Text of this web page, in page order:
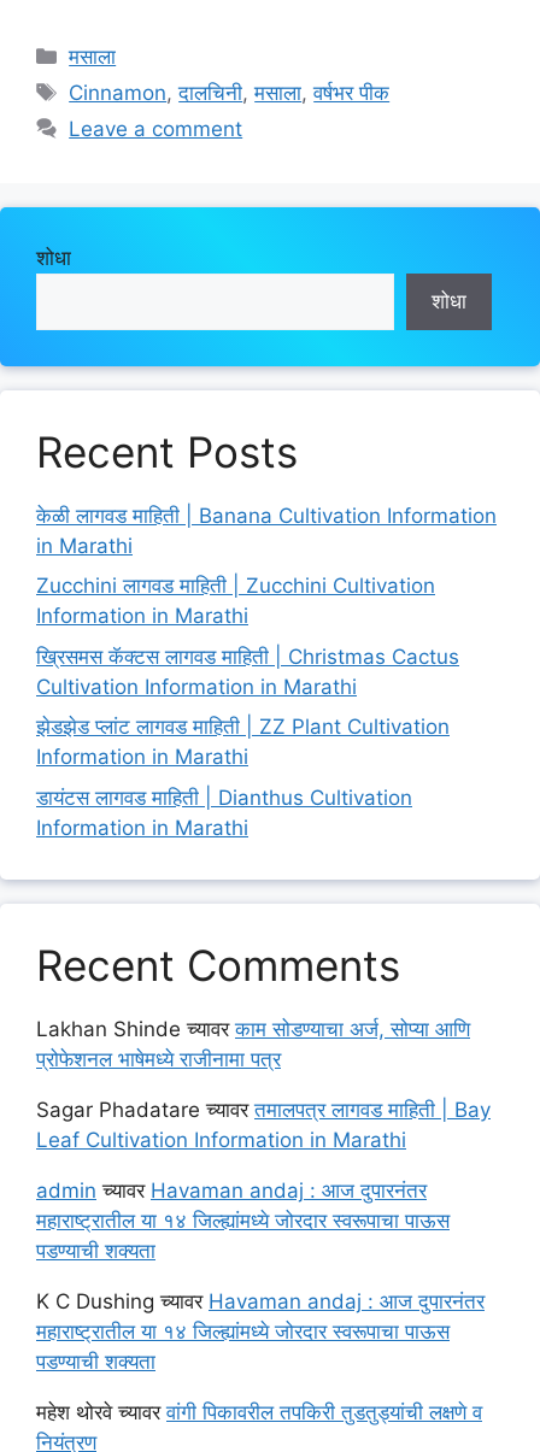
Categories
मसाला
Tags
Cinnamon,दालचिनी,मसाला,वर्षभर पीक
Leave a comment
शोधा
शोधा
Recent Posts
केळी लागवड माहिती | Banana Cultivation Information
in Marathi
Zucchini लागवड माहिती | Zucchini Cultivation
Information in Marathi
ख्रिसमस कॅक्टस लागवड माहिती | Christmas Cactus
Cultivation Information in Marathi
झेडझेड प्लांट लागवड माहिती | ZZ Plant Cultivation
Information in Marathi
डायंटस लागवड माहिती | Dianthus Cultivation
Information in Marathi
Recent Comments
Lakhan Shinde च्यावरकाम सोडण्याचा अर्ज, सोप्या आणि
प्रोफेशनल भाषेमध्ये राजीनामा पत्र
Sagar Phadatare च्यावरतमालपत्र लागवड माहिती | Bay
Leaf Cultivation Information in Marathi
admin च्यावर Havaman andaj : आज दुपारनंतर
महाराष्ट्रातील या १४ जिल्ह्यांमध्ये जोरदार स्वरूपाचा पाऊस
पडण्याची शक्यता
K C Dushing च्यावर Havaman andaj : आज दुपारनंतर
महाराष्ट्रातील या १४ जिल्ह्यांमध्ये जोरदार स्वरूपाचा पाऊस
पडण्याची शक्यता
महेश थोरवेच्यावरवांगी पिकावरील तपकिरी तुडतुड्यांची लक्षणे व
नियंत्रण